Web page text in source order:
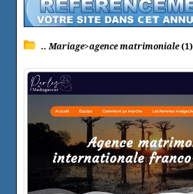
.. Mariage>agence matrimoniale(1)